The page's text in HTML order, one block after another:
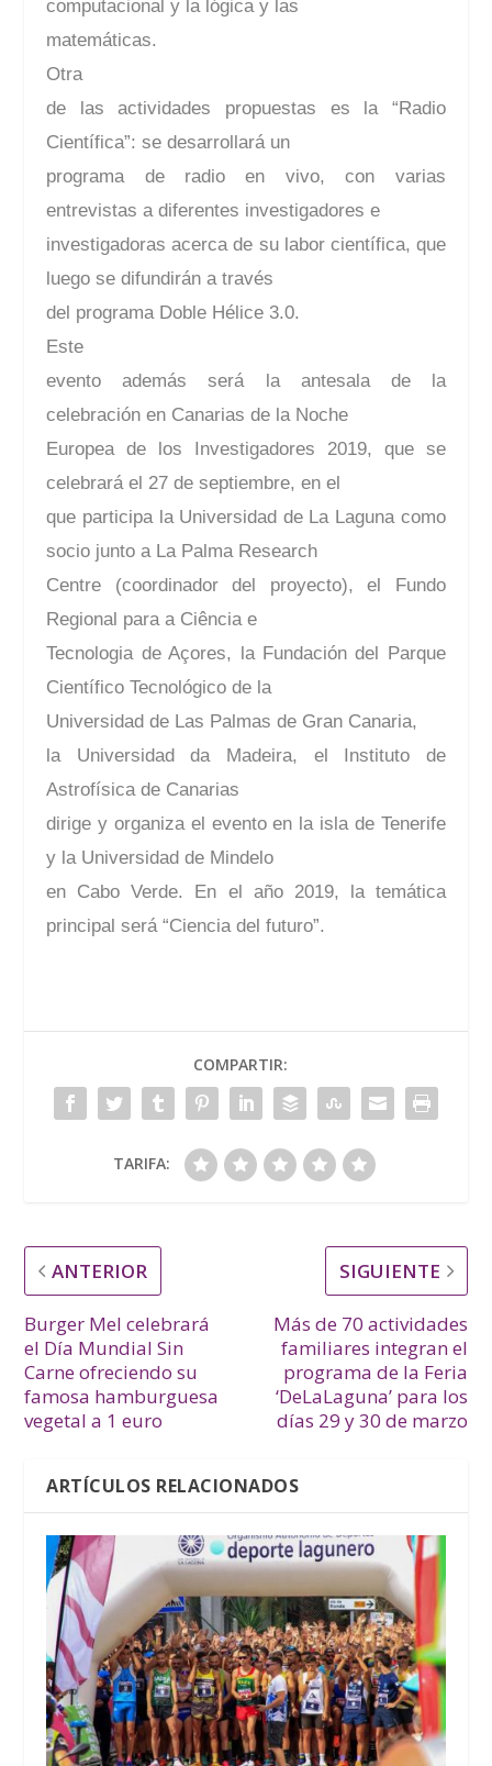
computacional y la lógica y las
matemáticas.
Otra
de las actividades propuestas es la “Radio
Científica”: se desarrollará un
programa de radio en vivo, con varias
entrevistas a diferentes investigadores e
investigadoras acerca de su labor científica, que
luego se difundirán a través
del programa Doble Hélice 3.0.
Este
evento además será la antesala de la
celebración en Canarias de la Noche
Europea de los Investigadores 2019, que se
celebrará el 27 de septiembre, en el
que participa la Universidad de La Laguna como
socio junto a La Palma Research
Centre (coordinador del proyecto), el Fundo
Regional para a Ciência e
Tecnologia de Açores, la Fundación del Parque
Científico Tecnológico de la
Universidad de Las Palmas de Gran Canaria,
la Universidad da Madeira, el Instituto de
Astrofísica de Canarias
dirige y organiza el evento en la isla de Tenerife
y la Universidad de Mindelo
en Cabo Verde. En el año 2019, la temática
principal será “Ciencia del futuro”.
COMPARTIR:
TARIFA:
ANTERIOR
Burger Mel celebrará
el Día Mundial Sin
Carne ofreciendo su
famosa hamburguesa
vegetal a 1 euro
SIGUIENTE
Más de 70 actividades
familiares integran el
programa de la Feria
‘DeLaLaguna’ para los
días 29 y 30 de marzo
ARTÍCULOS RELACIONADOS